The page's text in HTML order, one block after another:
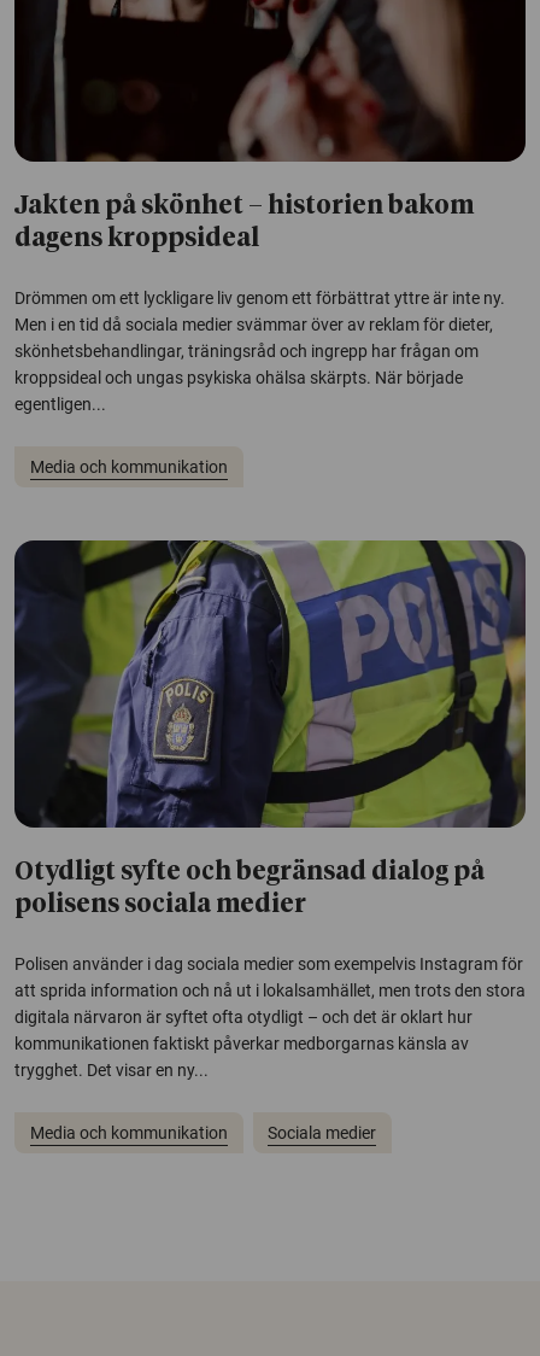
Jakten på skönhet – historien bakom
dagens kroppsideal
Drömmen om ett lyckligare liv genom ett förbättrat yttre är inte ny.
Men i en tid då sociala medier svämmar över av reklam för dieter,
skönhetsbehandlingar, träningsråd och ingrepp har frågan om
kroppsideal och ungas psykiska ohälsa skärpts. När började
egentligen...
Media och kommunikation
Otydligt syfte och begränsad dialog på
polisens sociala medier
Polisen använder i dag sociala medier som exempelvis Instagram för
att sprida information och nå ut i lokalsamhället, men trots den stora
digitala närvaron är syftet ofta otydligt – och det är oklart hur
kommunikationen faktiskt påverkar medborgarnas känsla av
trygghet. Det visar en ny...
Media och kommunikation Sociala medier